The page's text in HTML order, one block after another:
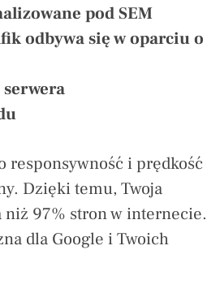
pod SEM
odbywa się w oparciu o
responsywność i prędkość
Dzięki temu, Twoja
niż 97% stron w internecie.
dla Google i Twoich